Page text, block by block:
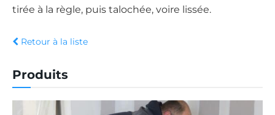
tirée à la règle, puis talochée, voire lissée.
Retour à la liste
Produits